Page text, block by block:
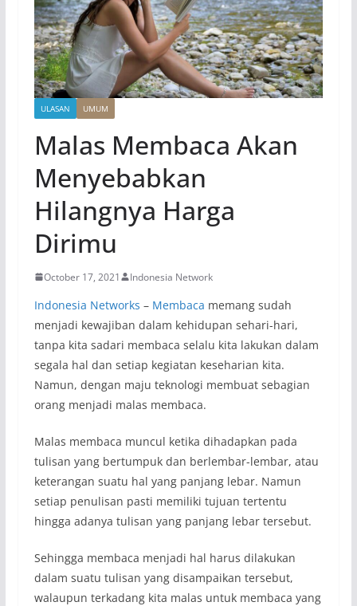
ULASAN UMUM
Malas Membaca Akan
Menyebabkan
Hilangnya Harga
Dirimu
October 17, 2021 Indonesia Network
Indonesia Networks – Membaca memang sudah
menjadi kewajiban dalam kehidupan sehari-hari,
tanpa kita sadari membaca selalu kita lakukan dalam
segala hal dan setiap kegiatan keseharian kita.
Namun, dengan maju teknologi membuat sebagian
orang menjadi malas membaca.
Malas membaca muncul ketika dihadapkan pada
tulisan yang bertumpuk dan berlembar-lembar, atau
keterangan suatu hal yang panjang lebar. Namun
setiap penulisan pasti memiliki tujuan tertentu
hingga adanya tulisan yang panjang lebar tersebut.
Sehingga membaca menjadi hal harus dilakukan
dalam suatu tulisan yang disampaikan tersebut,
walaupun terkadang kita malas untuk membaca yang